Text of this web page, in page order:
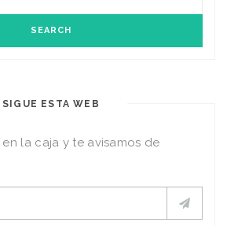
SIGUE ESTA WEB
la caja y te avisamos de